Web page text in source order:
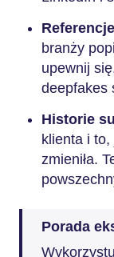
branży
upewnij
deepfakes
Historie
klienta i to,
zmieniła.
Porada